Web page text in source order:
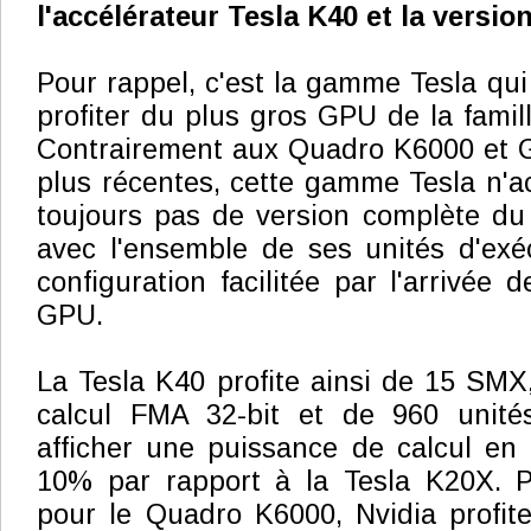
l'accélérateur Tesla K40 et la
Pour rappel, c'est la gamme Tesla
profiter du plus gros GPU de la
Contrairement aux Quadro K6000 et
plus récentes, cette gamme Tesla
toujours pas de version complète du
avec l'ensemble de ses unités
configuration facilitée par l'arrivée
GPU.
La Tesla K40 profite ainsi de 15
calcul FMA 32-bit et de 960
afficher une puissance de calcul
10% par rapport à la Tesla K20X.
pour le Quadro K6000, Nvidia